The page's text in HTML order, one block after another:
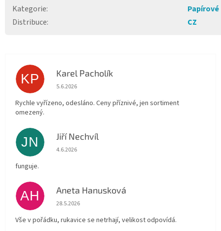
Kategorie:
Distribuce: CZ
KP Karel Pacholík
Hodnocení obchodu je 4 z 5 hvězdiček.
5.6.2026
Rychle vyřízeno, odesláno. Ceny příznivé, jen sortiment
omezený.
JN Jiří Nechvíl
Hodnocení obchodu je 5 z 5 hvězdiček.
4.6.2026
funguje.
AH Aneta Hanusková
Hodnocení obchodu je 5 z 5 hvězdiček.
28.5.2026
Vše v pořádku, rukavice se netrhají, velikost odpovídá.